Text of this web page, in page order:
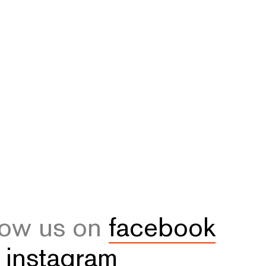
us on facebook
instagram